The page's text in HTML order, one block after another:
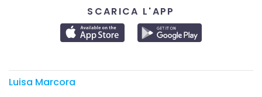
SCARICA L'APP
Luisa Marcora